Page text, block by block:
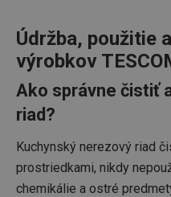
Údržba, použitie
výrobkov
Ako správne čistiť
riad?
Kuchynský nerezový riad
prostriedkami, nikdy
chemikálie a ostré